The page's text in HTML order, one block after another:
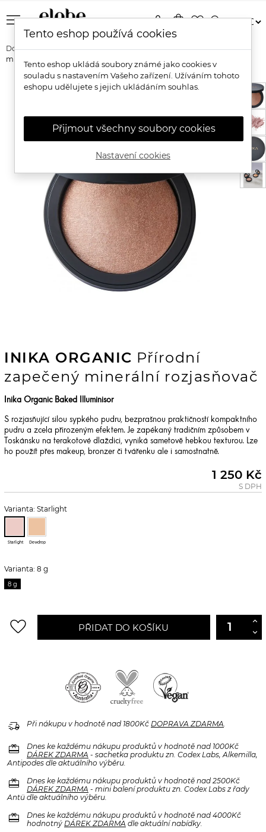
menu shopping_bagfavorite_bordersearch
person
Domů Značky Inika Organic
Inika Organic Přírodní zapečený
minerální rozjasňovač
INIKA ORGANIC Přírodní
zapečený minerální rozjasňovač
Inika Organic Baked Illuminisor
S rozjasňující silou sypkého pudru, bezprašnou praktičností kompaktního
pudru a zcela přirozeným efektem. Je zapékaný tradičním způsobem v
Toskánsku na terakotové dlaždici, vyniká sametově hebkou texturou. Lze
ho použít přes makeup, bronzer či tvářenku ale i samostnatně.
1 250 Kč
S DPH
Varianta: Starlight
Starlight Dewdrop
Varianta: 8 g
8 g
favorite_border PŘIDAT DO KOŠÍKU
delivery_truck_speed Při nákupu v hodnotě nad 1800Kč DOPRAVA ZDARMA.
redeem
Dnes ke každému nákupu produktů v hodnotě nad 1000Kč
DÁREK ZDARMA - sachetka produktu zn. Codex Labs, Alkemilla,
Antipodes dle aktuálního výběru.
redeem
Dnes ke každému nákupu produktů v hodnotě nad 2500Kč
DÁREK ZDARMA - mini balení produktu zn. Codex Labs z řady
Antü dle aktuálního výběru.
redeem
Dnes ke každému nákupu produktů v hodnotě nad 4000Kč
hodnotný DÁREK ZDARMA dle aktuální nabídky.
Tento eshop používá cookies
Tento eshop ukládá soubory známé jako cookies v
souladu s nastavením Vašeho zařízení. Užíváním tohoto
eshopu udělujete s jejich ukládáním souhlas.
Přijmout všechny soubory cookies
Nastavení cookies